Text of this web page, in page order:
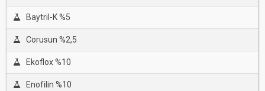
Baytril-K %5
Corusun %2,5
Ekoflox %10
Enofilin %10